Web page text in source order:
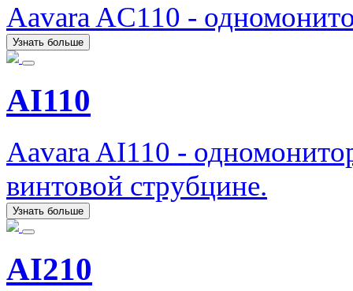
Aavara AC110 -
Узнать больше
AI110
Aavara AI110 -
винтовой струбцине.
Узнать больше
AI210